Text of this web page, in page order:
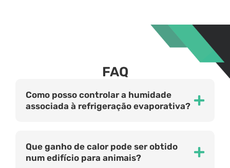
FAQ
Como posso controlar a humidade
associada à refrigeração evaporativa?
Que ganho de calor pode ser obtido
num edifício para animais?